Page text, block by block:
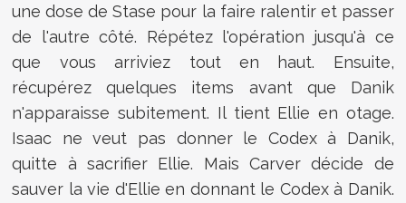
une dose de Stase pour la faire ralentir et passer
de l'autre côté. Répétez l'opération jusqu'à ce
que vous arriviez tout en haut. Ensuite,
récupérez quelques items avant que Danik
n'apparaisse subitement. Il tient Ellie en otage.
Isaac ne veut pas donner le Codex à Danik,
quitte à sacrifier Ellie. Mais Carver décide de
sauver la vie d'Ellie en donnant le Codex à Danik.